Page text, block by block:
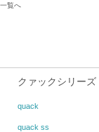
一覧へ
クァックシリーズ
quack
quack ss